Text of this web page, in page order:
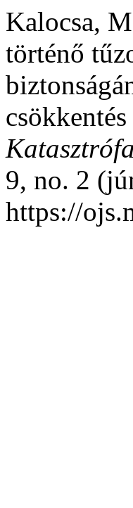
Kalocsa,
történő
9, no. 2
https://